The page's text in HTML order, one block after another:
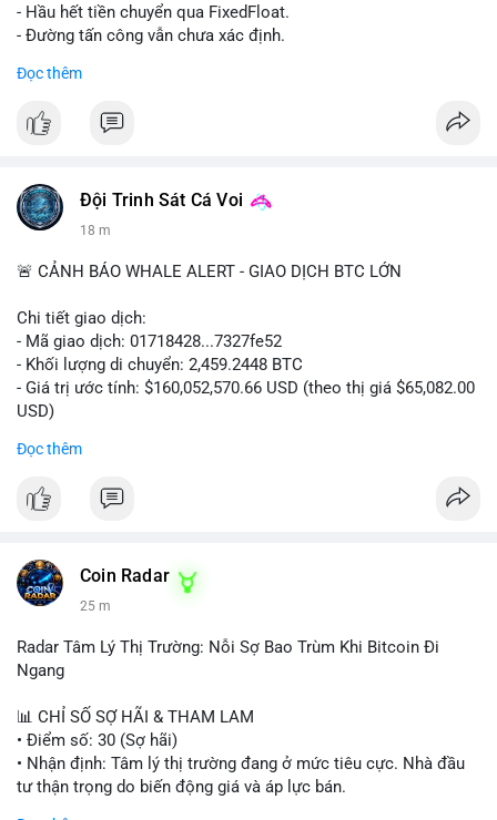
- Hầu hết tiền chuyển qua FixedFloat.
- Đường tấn công vẫn chưa xác định.
#binancesquare
$trx $eth
📰 Nguồn: CoinDesk
Đọc thêm
Đội Trinh Sát Cá Voi
18 m
🚨 CẢNH BÁO WHALE ALERT - GIAO DỊCH BTC LỚN
Chi tiết giao dịch:
- Mã giao dịch: 01718428...7327fe52
- Khối lượng di chuyển: 2,459.2448 BTC
- Giá trị ước tính: $160,052,570.66 USD (theo thị giá $65,082.00
USD)
Khối lượng 2,459 BTC tương đương hơn 160 triệu USD được
việc di chuyển số lượng lớn này có thể phục vụ mục đích tái
phân bổ danh mục sang ví lạnh để nắm giữ dài hạn, hoặc
Động thái này có thể tạo áp lực tâm lý ngắn hạn lên thị trường
khi nhà đầu tư nhỏ lẻ lo ngại về khả năng bán tháo. Tuy nhiên,
xu hướng trung hạn.
Lời khuyên cho nhà đầu tư nhỏ lẻ:
Hãy theo dõi sát các giao dịch tiếp theo từ địa chỉ ví nguồn để
Đọc thêm
Coin Radar
25 m
Radar Tâm Lý Thị Trường: Nỗi Sợ Bao Trùm Khi Bitcoin Đi
Ngang
📊 CHỈ SỐ SỢ HÃI & THAM LAM
• Điểm số: 30 (Sợ hãi)
• Nhận định: Tâm lý thị trường đang ở mức tiêu cực. Nhà đầu
tư thận trọng do biến động giá và áp lực bán.